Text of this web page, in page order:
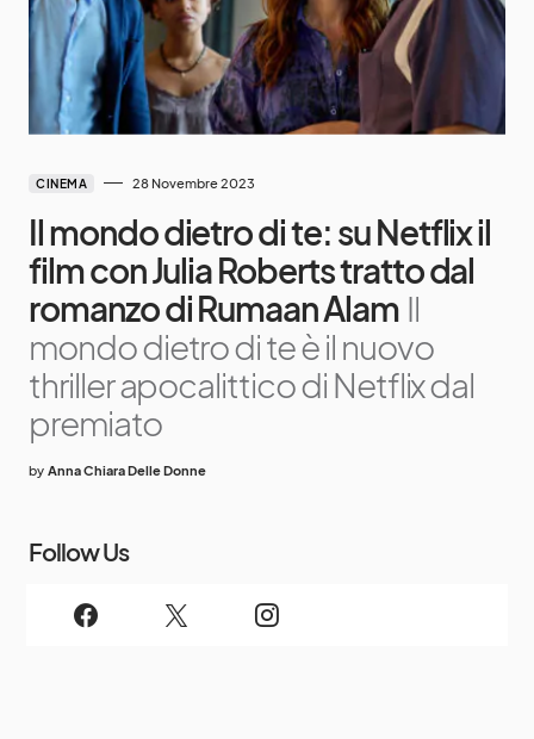
CINEMA 28 Novembre 2023
Il mondo dietro di te: su Netflix il
film con Julia Roberts tratto dal
romanzo di Rumaan Alam Il
mondo dietro di te è il nuovo
thriller apocalittico di Netflix dal
premiato
by Anna Chiara Delle Donne
Follow Us